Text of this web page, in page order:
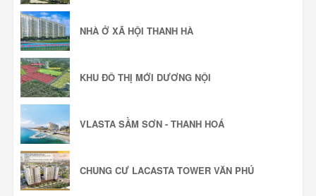
NHÀ Ở XÃ HỘI THANH HÀ
KHU ĐÔ THỊ MỚI DƯƠNG NỘI
VLASTA SẦM SƠN - THANH HOÁ
CHUNG CƯ LACASTA TOWER VĂN PHÚ